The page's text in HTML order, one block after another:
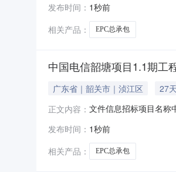
国电信韶塘项目1.1期
发布时间： 1秒前
相关产品：
EPC总承包
中国电信韶塘项目1.1期工
广东省｜韶关市｜浈江区
27
正文内容： 文件信息招标项目名称
发布时间： 1秒前
相关产品：
EPC总承包